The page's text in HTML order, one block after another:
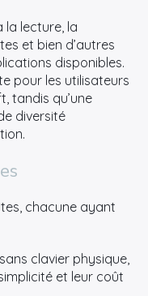
la lecture, la
et bien d’autres
disponibles.
pour les utilisateurs
tandis qu’une
diversité
chacune ayant
clavier physique,
et leur coût